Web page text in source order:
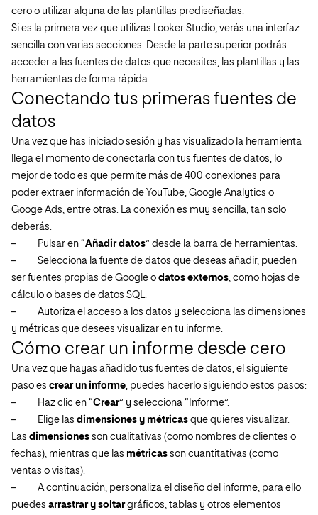
cero o utilizar alguna de las plantillas prediseñadas.
Si es la primera vez que utilizas Looker Studio, verás una interfaz
sencilla con varias secciones. Desde la parte superior podrás
acceder a las fuentes de datos que necesites, las plantillas y las
herramientas de forma rápida.
Conectando tus primeras fuentes de
datos
Una vez que has iniciado sesión y has visualizado la herramienta
llega el momento de conectarla con tus fuentes de datos, lo
mejor de todo es que permite más de 400 conexiones para
poder extraer información de YouTube, Google Analytics o
Googe Ads, entre otras. La conexión es muy sencilla, tan solo
deberás:
–
Pulsar en “Añadir datos” desde la barra de herramientas.
–
Selecciona la fuente de datos que deseas añadir, pueden
ser fuentes propias de Google o datos externos, como hojas de
cálculo o bases de datos SQL.
–
Autoriza el acceso a los datos y selecciona las dimensiones
y métricas que desees visualizar en tu informe.
Cómo crear un informe desde cero
Una vez que hayas añadido tus fuentes de datos, el siguiente
paso es crear un informe, puedes hacerlo siguiendo estos pasos:
–
Haz clic en “Crear” y selecciona “Informe”.
–
Elige las dimensiones y métricas que quieres visualizar.
Las dimensiones son cualitativas (como nombres de clientes o
fechas), mientras que las métricas son cuantitativas (como
ventas o visitas).
–
A continuación, personaliza el diseño del informe, para ello
puedes arrastrar y soltargráficos, tablas y otros elementos